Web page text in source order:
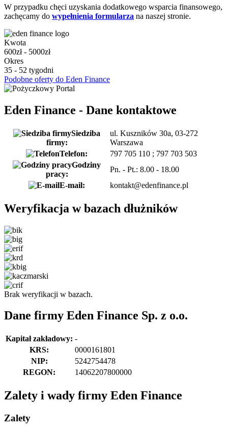
W przypadku chęci uzyskania dodatkowego wsparcia finansowego,
zachęcamy do wypełnienia formularza na naszej stronie.
Kwota
600zł - 5000zł
Okres
35 - 52 tygodni
Podobne oferty do Eden Finance
Eden Finance - Dane kontaktowe
Siedziba
firmy:
ul. Kuszników 30a, 03-272
Warszawa
Telefon:
797 705 110 ; 797 703 503
Godziny
pracy:
Pn. - Pt.: 8.00 - 18.00
E-mail:
kontakt@edenfinance.pl
Weryfikacja w bazach dłużników
Brak weryfikacji w bazach.
Dane firmy Eden Finance Sp. z o.o.
Kapitał zakładowy: -
KRS:
0000161801
NIP:
5242754478
REGON:
14062207800000
Zalety i wady firmy Eden Finance
Zalety